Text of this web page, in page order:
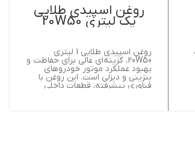
روغن اسپیدی طلایی
یک لیتری 20W50
روغن اسپیدی طلایی 1 لیتری
20W50، گزینه‌ای عالی برای حفاظت و
بهبود عملکرد موتور خودروهای
بنزینی و دیزلی است. این روغن با
فناوری پیشرفته، قطعات داخلی